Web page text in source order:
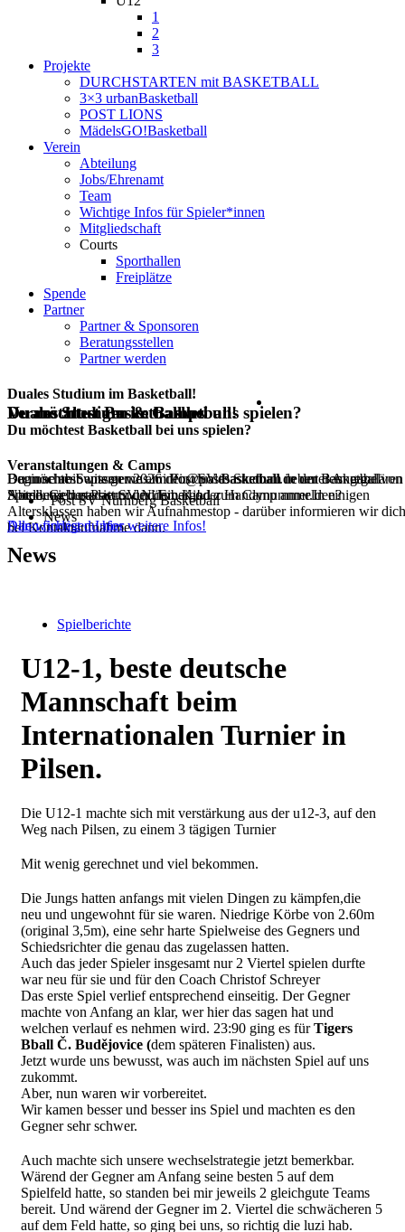
1
2
3
Projekte
DURCHSTARTEN mit BASKETBALL
3×3 urbanBasketball
POST LIONS
MädelsGO!Basketball
Verein
Abteilung
Jobs/Ehrenamt
Team
Wichtige Infos für Spieler*innen
Mitgliedschaft
Courts
Sporthallen
Freiplätze
Spende
Partner
Partner & Sponsoren
Beratungsstellen
Partner werden
Duales Studium im Basketball!
Beginne ab Septemer 2026 dein duales Studium in der Basketball
Abteilung des Post SV Nürnberg!
Alle wichtigen Infos
Du möchtest Basketball bei uns spielen?
Dann schreib uns gerne an info@postbasketball.de unter Angabe von
Name, Geburtsdatum und Email oder Handynummer.In einigen
Altersklassen haben wir Aufnahmestop - darüber informieren wir dich
bei Kontaktaufnahme dann.
Veranstaltungen & Camps
Du möchtest wissen was im Post SV Basketball neben dem regulären
Spielbetrieb passiert oder dein Kind zum Camp anmelden?
Dann findest du hier weitere Infos!
Duales Studium im Basketball!
Du möchtest Basketball bei uns spielen?
Veranstaltungen & Camps
Post SV Nürnberg Basketball
News
News
Spielberichte
U12-1, beste deutsche
Mannschaft beim
Internationalen Turnier in
Pilsen.
Die U12-1 machte sich mit verstärkung aus der u12-3, auf den
Weg nach Pilsen, zu einem 3 tägigen Turnier
Mit wenig gerechnet und viel bekommen.
Die Jungs hatten anfangs mit vielen Dingen zu kämpfen,die
neu und ungewohnt für sie waren. Niedrige Körbe von 2.60m
(original 3,5m), eine sehr harte Spielweise des Gegners und
Schiedsrichter die genau das zugelassen hatten.
Auch das jeder Spieler insgesamt nur 2 Viertel spielen durfte
war neu für sie und für den Coach Christof Schreyer
Das erste Spiel verlief entsprechend einseitig. Der Gegner
machte von Anfang an klar, wer hier das sagen hat und
welchen verlauf es nehmen wird. 23:90 ging es fürTigers
Bball Č. Budějovice (dem späteren Finalisten) aus.
Jetzt wurde uns bewusst, was auch im nächsten Spiel auf uns
zukommt.
Aber, nun waren wir vorbereitet.
Wir kamen besser und besser ins Spiel und machten es den
Gegner sehr schwer.
Auch machte sich unsere wechselstrategie jetzt bemerkbar.
Wärend der Gegner am Anfang seine besten 5 auf dem
Spielfeld hatte, so standen bei mir jeweils 2 gleichgute Teams
bereit. Und wärend der Gegner im 2. Viertel die schwächeren 5
auf dem Feld hatte, so ging bei uns, so richtig die luzi hab.